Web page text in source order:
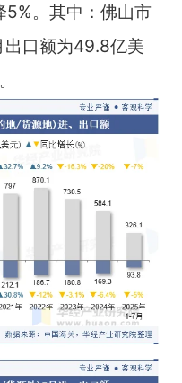
5%。其中：佛山市
出口额为49.8亿美